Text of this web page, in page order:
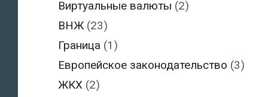
Виртуальные валюты (2)
ВНЖ (23)
Граница (1)
Европейское законодательство (3)
ЖКХ (2)